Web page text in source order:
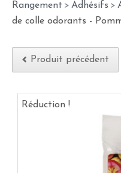
Rangement > Adhésifs >
de colle odorants -
Produit précédent
Réduction !